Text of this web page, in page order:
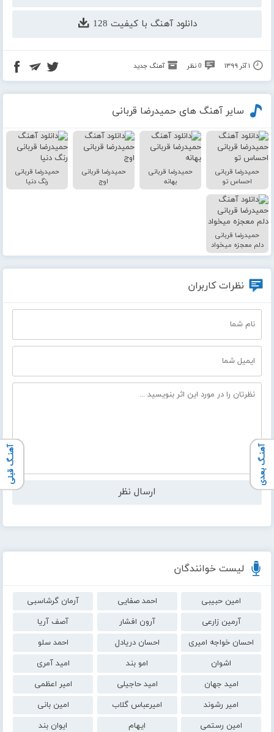
لیست خوانندگان
امین حبیبی احمد صفایی
آرمان گرشاسبی
آرمین زارعی
آرون افشار
آصف آریا
احسان خواجه امیری
احسان دریادل
احمد سلو
اشوان
امو بند
امید آمری
امید جهان
امید حاجیلی
امیر اعظمی
امیر رشوند
امیرعباس گلاب
امین بانی
امین رستمی
ایهام
ایوان بند
دانلود آهنگ با کیفیت 128
۱ آذر ۱۳۹۹ 0 نظر آهنگ جدید
آهنـگ بعدی آهنـگ قبلی
سایر آهنگ های حمیدرضا قربانی
حمیدرضا قربانی
احساس تو
حمیدرضا قربانی
بهانه
حمیدرضا قربانی
اوج
حمیدرضا قربانی
رنگ دنیا
حمیدرضا قربانی
دلم معجزه میخواد
نظرات کاربران